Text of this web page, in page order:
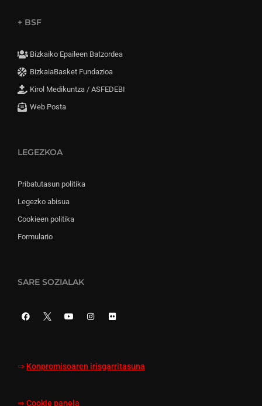
+ BSF
Bizkaiko Epaileen Batzordea
BizkaiaBasket Fundazioa
Kirol Medikuntza / ASFEDEBI
Web Posta
LEGEZKOA
Pribatutasun politika
Legezko abisua
Cookieen politika
Formulario
SARE SOZIALAK
⇒ Konpromisoaren irisgarritasuna
⇒ Cookie panela